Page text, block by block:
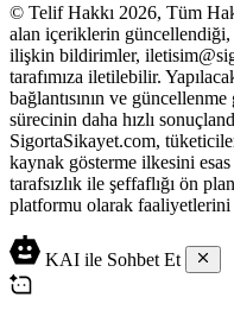
© Telif Hakkı 2026, Tüm
alan içeriklerin güncellendiği,
ilişkin bildirimler,
tarafımıza iletilebilir.
bağlantısının ve
sürecinin daha hızlı
SigortaSikayet.com,
kaynak gösterme ilkesini
tarafsızlık ile şeffaflığı ön
platformu olarak faaliyetlerini
KAI ile Sohbet Et